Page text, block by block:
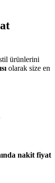
ürünlerini
olarak size en
nakit fiyat